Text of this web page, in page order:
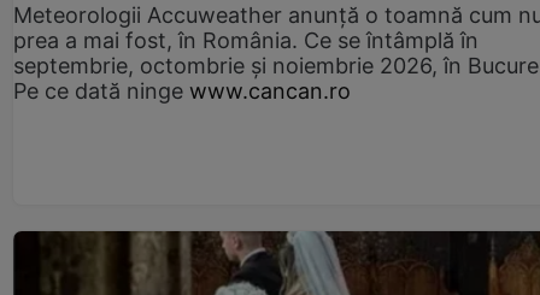
Meteorologii Accuweather anunță o toamnă cum
prea a mai fost, în România. Ce se întâmplă în
septembrie, octombrie și noiembrie 2026, în
Pe ce dată ninge www.cancan.ro